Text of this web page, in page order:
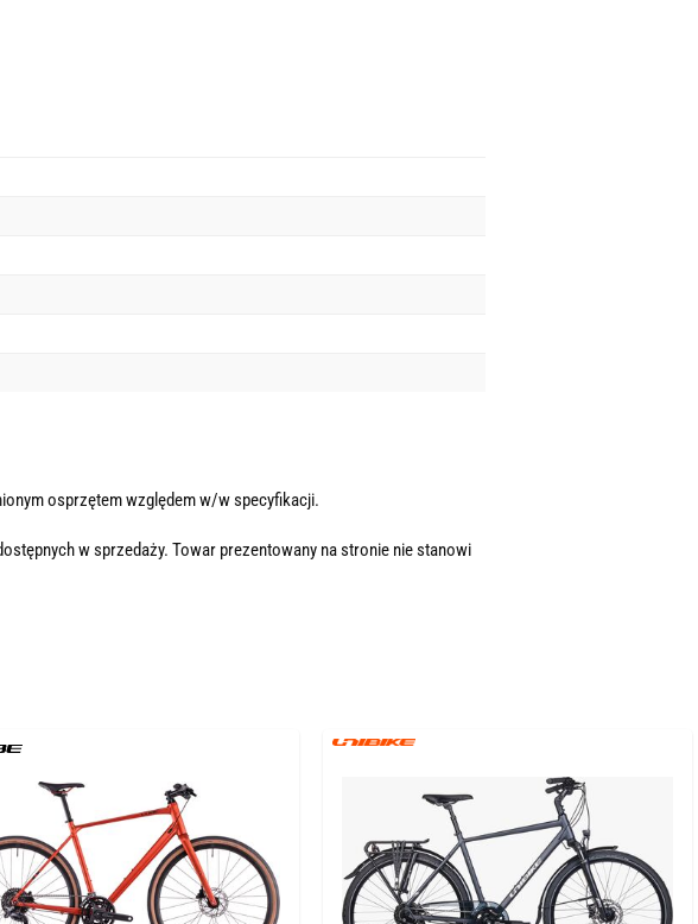
osprzętem względem w/w specyfikacji.
w sprzedaży. Towar prezentowany na stronie nie stanowi